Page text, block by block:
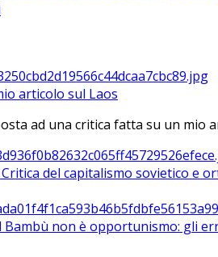
articolo sul Laos
ad una critica fatta su un mio
del capitalismo sovietico e
Bambù non è opportunismo: gli